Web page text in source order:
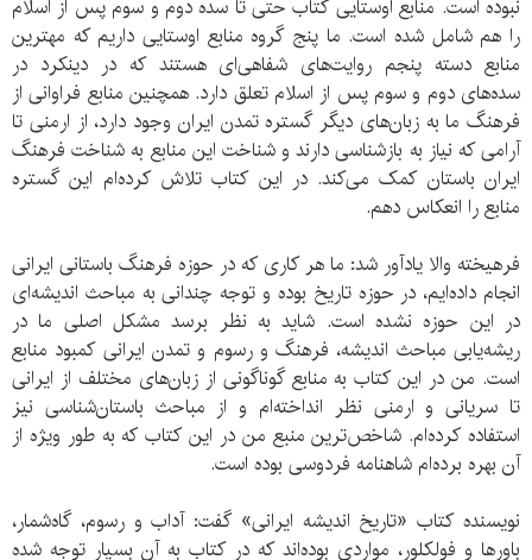
نبوده است. منابع اوستایی کتاب حتی تا سده دوم و سوم پس از اسلام
را هم شامل شده است. ما پنج گروه منابع اوستایی داریم که مهترین
منابع دسته پنجم روایت‌های شفاهی‌ای هستند که در دینکرد در
سده‌های دوم و سوم پس از اسلام تعلق دارد. همچنین منابع فراوانی از
فرهنگ ما به زبان‌های دیگر گستره تمدن ایران وجود دارد، از ارمنی تا
آرامی که نیاز به بازشناسی دارند و شناخت این منابع به شناخت فرهنگ
ایران باستان کمک می‌کند. در این کتاب تلاش کرده‌ام این گستره
منابع را انعکاس دهم.
فرهیخته والا یادآور شد: ما هر کاری که در حوزه فرهنگ باستانی ایرانی
انجام داده‌ایم، در حوزه تاریخ بوده و توجه چندانی به مباحث اندیشه‌ای
در این حوزه نشده است. شاید به نظر برسد مشکل اصلی ما در
ریشه‌یابی مباحث اندیشه، فرهنگ و رسوم و تمدن ایرانی کمبود منابع
است. من در این کتاب به منابع گوناگونی از زبان‌های مختلف از ایرانی
تا سریانی و ارمنی نظر انداخته‌ام و از مباحث باستان‌شناسی نیز
استفاده کرده‌ام. شاخص‌ترین منبع من در این کتاب که به طور ویژه از
آن بهره برده‌ام شاهنامه فردوسی بوده است.
نویسنده کتاب «تاریخ اندیشه ایرانی» گفت: آداب و رسوم، گاه‌شمار،
باورها و فولکلور، مواردی بوده‌اند که در کتاب به آن بسیار توجه شده